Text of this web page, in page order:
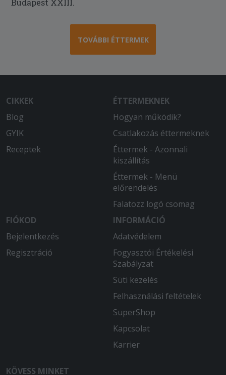
Budapest XXIII.
TOVÁBBI ÉTTERMEK
CIKKEK
Blog
GYIK
Receptek
ÉTTERMEKNEK
Hogyan működik?
Csatlakozás éttermeknek
Éttermek - Azonnali
kiszállítás
Éttermek - Menü
előrendelés
Falatozz logó csomag
FIÓKOD
Bejelentkezés
Regisztráció
INFORMÁCIÓ
Adatvédelem
Fogyasztói Értékelési
Szabályzat
Süti kezelés
Felhasználási feltételek
SuperShop
Kapcsolat
Karrier
KÖVESS MINKET